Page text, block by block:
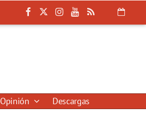
Opinión Descargas